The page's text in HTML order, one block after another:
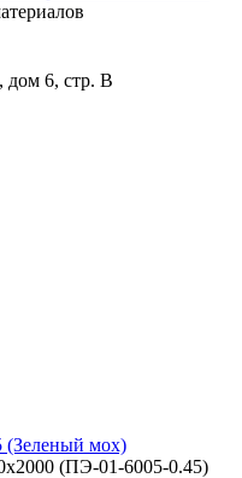
дом 6, стр. В
(Зеленый мох)
(ПЭ-01-6005-0.45)